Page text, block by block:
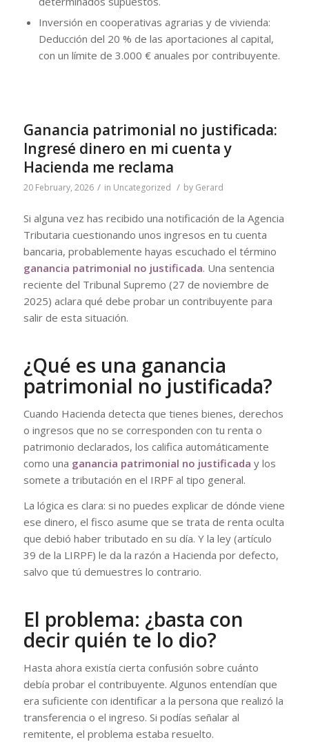
Inversión en cooperativas agrarias y de vivienda:
Deducción del 20 % de las aportaciones al capital,
con un límite de 3.000 € anuales por contribuyente.
Ganancia patrimonial no justificada:
Ingresé dinero en mi cuenta y
Hacienda me reclama
20 February, 2026 / in Uncategorized / by Gerard
Si alguna vez has recibido una notificación de la Agencia
Tributaria cuestionando unos ingresos en tu cuenta
bancaria, probablemente hayas escuchado el término
ganancia patrimonial no justificada. Una sentencia
reciente del Tribunal Supremo (27 de noviembre de
2025) aclara qué debe probar un contribuyente para
salir de esta situación.
¿Qué es una ganancia
patrimonial no justificada?
Cuando Hacienda detecta que tienes bienes, derechos
o ingresos que no se corresponden con tu renta o
patrimonio declarados, los califica automáticamente
como una ganancia patrimonial no justificada y los
somete a tributación en el IRPF al tipo general.
La lógica es clara: si no puedes explicar de dónde viene
ese dinero, el fisco asume que se trata de renta oculta
que debió haber tributado en su día. Y la ley (artículo
39 de la LIRPF) le da la razón a Hacienda por defecto,
salvo que tú demuestres lo contrario.
El problema: ¿basta con
decir quién te lo dio?
Hasta ahora existía cierta confusión sobre cuánto
debía probar el contribuyente. Algunos entendían que
era suficiente con identificar a la persona que realizó la
transferencia o el ingreso. Si podías señalar al
remitente, el problema estaba resuelto.